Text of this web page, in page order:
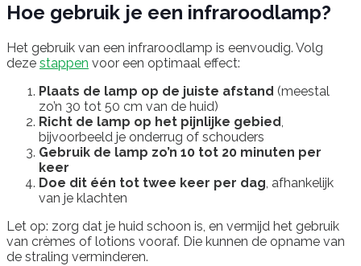
Hoe gebruik je een infraroodlamp?
Het gebruik van een infraroodlamp is eenvoudig. Volg
deze stappen voor een optimaal effect:
Plaats de lamp op de juiste afstand (meestal
zo’n 30 tot 50 cm van de huid)
Richt de lamp op het pijnlijke gebied,
bijvoorbeeld je onderrug of schouders
Gebruik de lamp zo’n 10 tot 20 minuten per
keer
Doe dit één tot twee keer per dag, afhankelijk
van je klachten
Let op: zorg dat je huid schoon is, en vermijd het gebruik
van crèmes of lotions vooraf. Die kunnen de opname van
de straling verminderen.